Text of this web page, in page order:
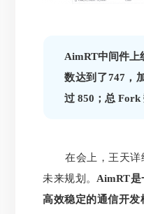
AimRT中间件上
数达到了747，
过 850；总 Fork
在会上，王天详
未来规划。AimRT是
高效稳定的通信开